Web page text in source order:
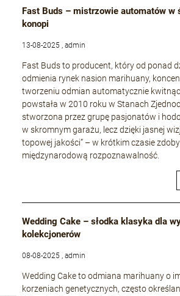
Fast Buds – mistrzowie automatów w
konopi
13-08-2025 , admin
Fast Buds to producent, który od ponad
odmienia rynek nasion marihuany,
tworzeniu odmian automatycznie
powstała w 2010 roku w Stanach
stworzona przez grupę pasjonatów i
w skromnym garażu, lecz dzięki jasnej
topowej jakości” – w krótkim czasie
międzynarodową rozpoznawalność.
Wedding Cake – słodka klasyka dla
kolekcjonerów
08-08-2025 , admin
Wedding Cake to odmiana marihuany o
korzeniach genetycznych, często